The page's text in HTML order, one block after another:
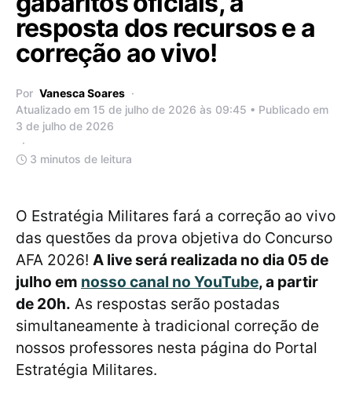
resposta dos recursos e a
correção ao vivo!
Por Vanesca Soares
Atualizado em 15 de julho de 2026 às 09:45 • Publicado em
3 de julho de 2026
3 minutos de leitura
O Estratégia Militares fará a correção ao vivo
das questões da prova objetiva do Concurso
AFA 2026! A live será realizada no dia 05 de
julho em nosso canal no YouTube, a partir
de 20h. As respostas serão postadas
simultaneamente à tradicional correção de
nossos professores nesta página do Portal
Estratégia Militares.